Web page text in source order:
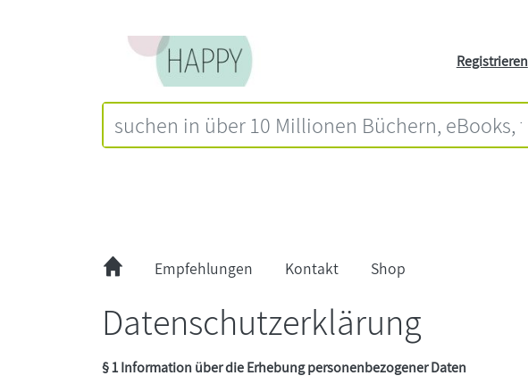
Registrieren
Empfehlungen Kontakt Shop
Datenschutzerklärung
§ 1 Information über die Erhebung personenbezogener Daten